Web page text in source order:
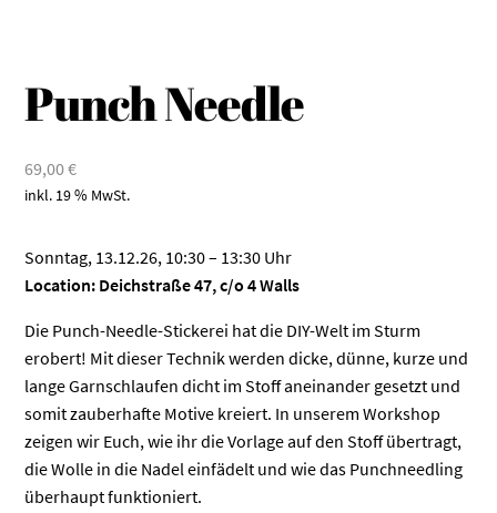
Punch Needle
69,00€
inkl. 19 % MwSt.
Sonntag, 13.12.26, 10:30 – 13:30 Uhr
Location: Deichstraße 47, c/o 4 Walls
Die Punch-Needle-Stickerei hat die DIY-Welt im Sturm
erobert! Mit dieser Technik werden dicke, dünne, kurze und
lange Garnschlaufen dicht im Stoff aneinander gesetzt und
somit zauberhafte Motive kreiert. In unserem Workshop
zeigen wir Euch, wie ihr die Vorlage auf den Stoff übertragt,
die Wolle in die Nadel einfädelt und wie das Punchneedling
überhaupt funktioniert.